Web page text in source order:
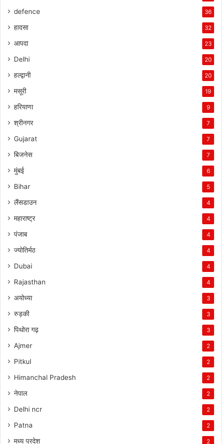
defence 36
हादसा 32
आपदा 23
Delhi 20
हल्द्वानी 20
मसूरी 19
हरियाणा 9
श्रीनगर 7
Gujarat 7
बिजनेस 7
मुंबई 6
Bihar 5
लैंसडाउन 4
महाराष्ट्र 4
पंजाब 4
ज्योतिर्मठ 4
Dubai 4
Rajasthan 4
अयोध्या 3
रुड़की 3
पिथोरा गढ़ 3
Ajmer 2
Pitkul 2
Himanchal Pradesh 2
नेपाल 2
Delhi ncr 2
Patna 2
मध्य प्रदेश 2